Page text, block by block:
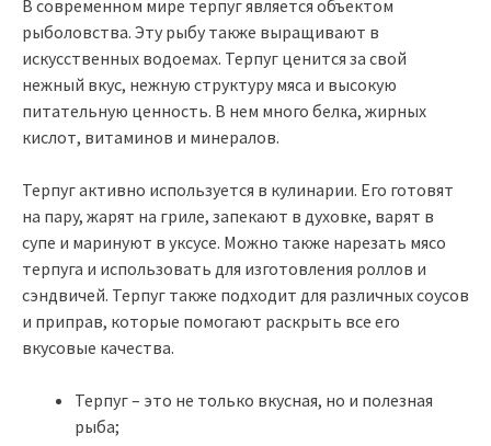
В современном мире терпуг является объектом
рыболовства. Эту рыбу также выращивают в
искусственных водоемах. Терпуг ценится за свой
нежный вкус, нежную структуру мяса и высокую
питательную ценность. В нем много белка, жирных
кислот, витаминов и минералов.
Терпуг активно используется в кулинарии. Его готовят
на пару, жарят на гриле, запекают в духовке, варят в
супе и маринуют в уксусе. Можно также нарезать мясо
терпуга и использовать для изготовления роллов и
сэндвичей. Терпуг также подходит для различных соусов
и приправ, которые помогают раскрыть все его
вкусовые качества.
Терпуг – это не только вкусная, но и полезная
рыба;